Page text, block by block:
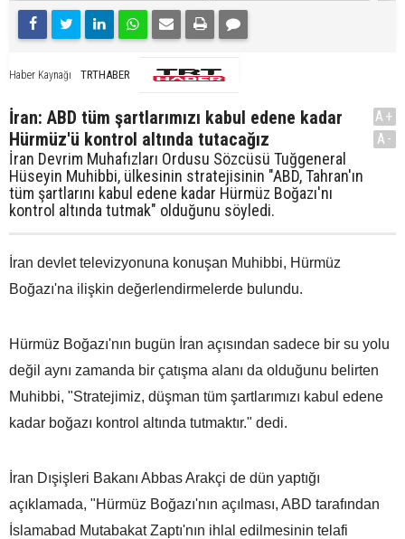
Haber Kaynağı TRTHABER
İran: ABD tüm şartlarımızı kabul edene kadar
Hürmüz'ü kontrol altında tutacağız
İran Devrim Muhafızları Ordusu Sözcüsü Tuğgeneral
Hüseyin Muhibbi, ülkesinin stratejisinin "ABD, Tahran'ın
tüm şartlarını kabul edene kadar Hürmüz Boğazı'nı
kontrol altında tutmak" olduğunu söyledi.
A+
A-
İran devlet televizyonuna konuşan Muhibbi, Hürmüz
Boğazı'na ilişkin değerlendirmelerde bulundu.
Hürmüz Boğazı'nın bugün İran açısından sadece bir su yolu
değil aynı zamanda bir çatışma alanı da olduğunu belirten
Muhibbi, "Stratejimiz, düşman tüm şartlarımızı kabul edene
kadar boğazı kontrol altında tutmaktır." dedi.
İran Dışişleri Bakanı Abbas Arakçi de dün yaptığı
açıklamada, "Hürmüz Boğazı'nın açılması, ABD tarafından
İslamabad Mutabakat Zaptı'nın ihlal edilmesinin telafi